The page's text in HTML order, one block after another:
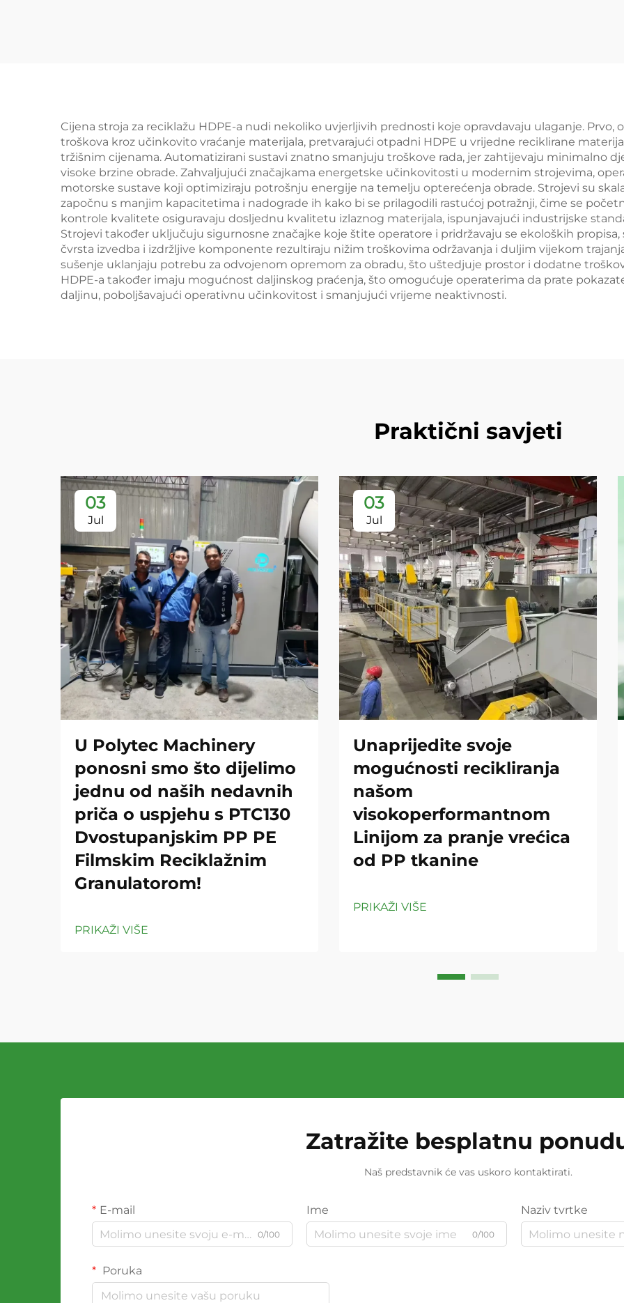
Cijena stroja za reciklažu HDPE-a nudi nekoliko uvjerljivih prednosti koje opravdavaju ulaganje.
troškova kroz učinkovito vraćanje materijala, pretvarajući otpadni HDPE u vrijedne reciklirane
tržišnim cijenama. Automatizirani sustavi znatno smanjuju troškove rada, jer zahtijevaju minimalno
visoke brzine obrade. Zahvaljujući značajkama energetske učinkovitosti u modernim strojevima,
motorske sustave koji optimiziraju potrošnju energije na temelju opterećenja obrade. Strojevi su
započnu s manjim kapacitetima i nadograde ih kako bi se prilagodili rastućoj potražnji, čime se
kontrole kvalitete osiguravaju dosljednu kvalitetu izlaznog materijala, ispunjavajući industrijske
Strojevi također uključuju sigurnosne značajke koje štite operatore i pridržavaju se ekoloških
čvrsta izvedba i izdržljive komponente rezultiraju nižim troškovima održavanja i duljim vijekom
sušenje uklanjaju potrebu za odvojenom opremom za obradu, što uštedjuje prostor i dodatne
HDPE-a također imaju mogućnost daljinskog praćenja, što omogućuje operaterima da prate
daljinu, poboljšavajući operativnu učinkovitost i smanjujući vrijeme neaktivnosti.
Praktični savjeti
03
Jul
U Polytec Machinery
ponosni smo što dijelimo
jednu od naših nedavnih
priča o uspjehu s PTC130
Dvostupanjskim PP PE
Filmskim Reciklažnim
Granulatorom!
PRIKAŽI VIŠE
03
Jul
Unaprijedite svoje
mogućnosti recikliranja
našom
visokoperformantnom
Linijom za pranje vrećica
od PP tkanine
PRIKAŽI VIŠE
Zatražite besplatnu
Naš predstavnik će vas uskoro kontaktirati.
E-mail
0/100
Ime
0/100
Naziv tvrtke
Poruka